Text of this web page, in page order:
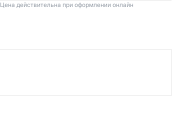
Цена действительна при оформлении онлайн